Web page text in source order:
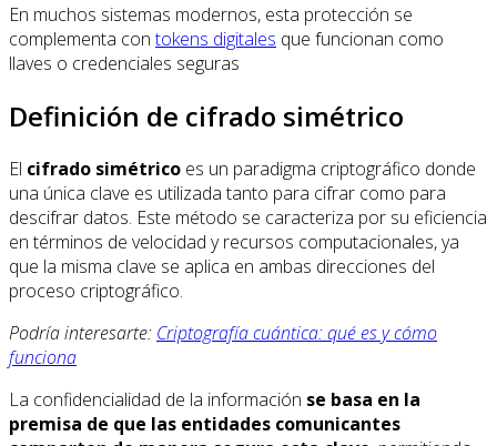
En muchos sistemas modernos, esta protección se
complementa contokens digitales que funcionan como
llaves o credenciales seguras
Definición de cifrado simétrico
El cifrado simétrico es un paradigma criptográfico donde
una única clave es utilizada tanto para cifrar como para
descifrar datos. Este método se caracteriza por su eficiencia
en términos de velocidad y recursos computacionales, ya
que la misma clave se aplica en ambas direcciones del
proceso criptográfico.
Podría interesarte: Criptografía cuántica: qué es y cómo
funciona
La confidencialidad de la información se basa en la
premisa de que las entidades comunicantes